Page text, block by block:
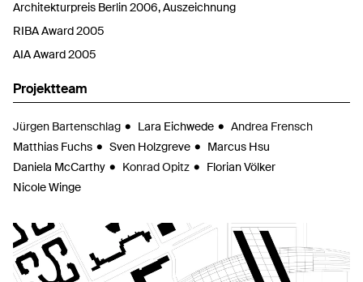
Architekturpreis Berlin 2006, Auszeichnung
RIBA Award 2005
AIA Award 2005
Projektteam
Jürgen Bartenschlag Lara Eichwede
Andrea Frensch
Matthias Fuchs
Sven Holzgreve
Marcus Hsu
Daniela McCarthy
Konrad Opitz
Florian Völker
Nicole Winge